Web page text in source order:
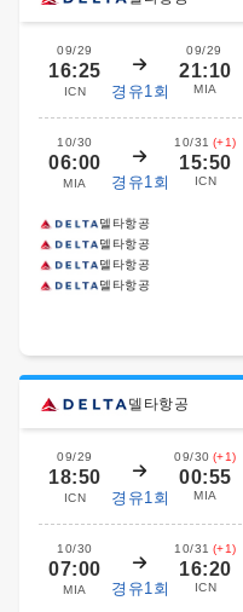
09/29
16:25
ICN 경유1회
09/29
21:10
MIA
10/30
06:00
MIA 경유1회
10/31 (+1)
15:50
ICN
델타항공
델타항공
델타항공
델타항공
델타항공
09/29
18:50
ICN 경유1회
09/30 (+1)
00:55
MIA
10/30
07:00
MIA 경유1회
10/31 (+1)
16:20
ICN